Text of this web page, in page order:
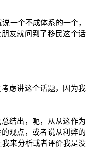
一个不成体系的一个，
友就问到了移民这个话
虑讲这个话题，因为我
结出，呃，从从这作为
观点，或者说从利弊的
来分析或者评价我是没